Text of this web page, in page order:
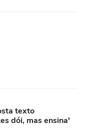
texto
dói, mas ensina'